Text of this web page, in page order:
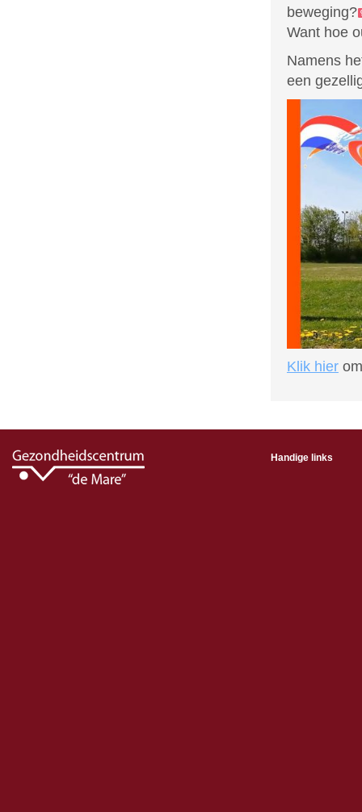
beweging?‍
Want hoe
Namens
een
Klik hier
Handige links